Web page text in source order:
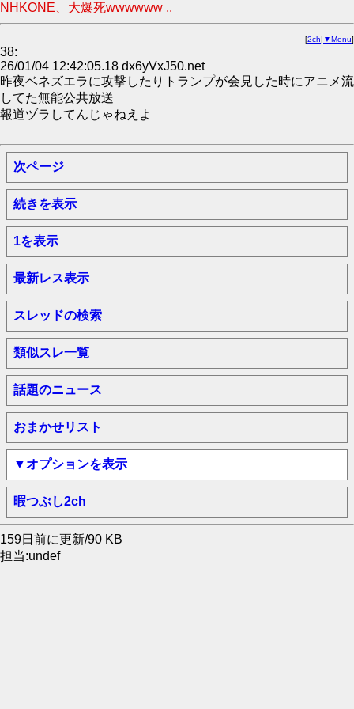
NHKONE、大爆死wwwwww ..
[2ch| ▼Menu]
38:
26/01/04 12:42:05.18 dx6yVxJ50.net
昨夜ベネズエラに攻撃したりトランプが会見した時にアニメ流
してた無能公共放送
報道ヅラしてんじゃねえよ
次ページ
続きを表示
1を表示
最新レス表示
スレッドの検索
類似スレ一覧
話題のニュース
おまかせリスト
▼オプションを表示
暇つぶし2ch
159日前に更新/90 KB
担当:undef